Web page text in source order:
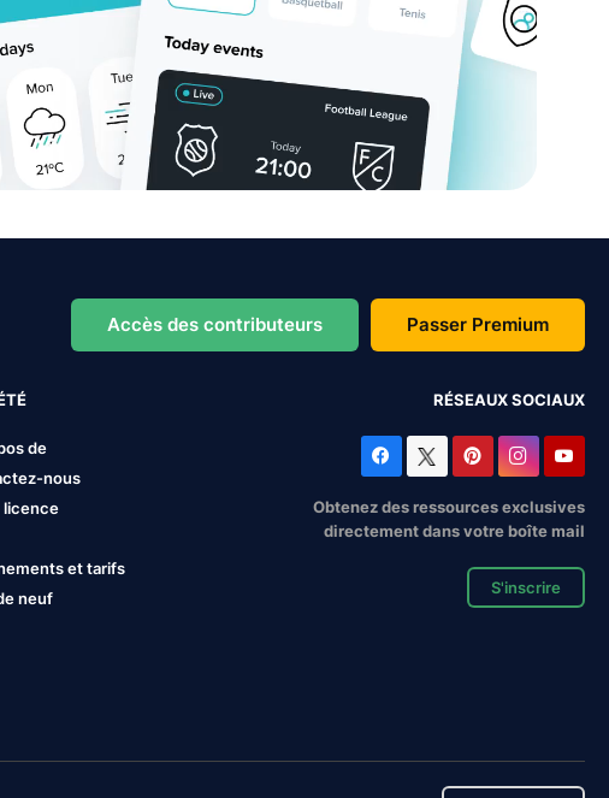
Accès des contributeurs Passer Premium
de
nous
licence
et tarifs
neuf
RÉSEAUX SOCIAUX
Obtenez des ressources exclusives
directement dans votre boîte mail
S'inscrire